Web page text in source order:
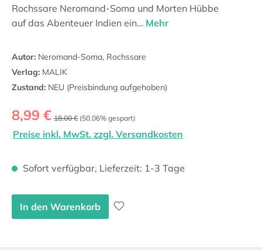
Rochssare Neromand-Soma und Morten Hübbe
auf das Abenteuer Indien ein… Mehr
Autor: Neromand-Soma, Rochssare
Verlag: MALIK
Zustand: NEU (Preisbindung aufgehoben)
Verkaufspreis:
8,99 € Regulärer Preis:
18,00 € (50.06% gespart)
Preise inkl. MwSt. zzgl. Versandkosten
Sofort verfügbar, Lieferzeit: 1-3 Tage
In den Warenkorb